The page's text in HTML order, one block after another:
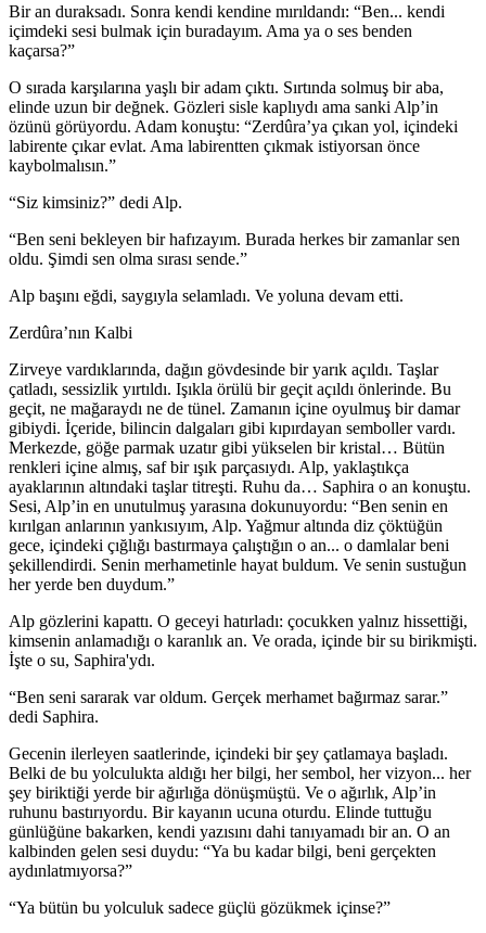
Bir an duraksadı. Sonra kendi kendine mırıldandı: “Ben... kendi
içimdeki sesi bulmak için buradayım. Ama ya o ses benden
kaçarsa?”
O sırada karşılarına yaşlı bir adam çıktı. Sırtında solmuş bir aba,
elinde uzun bir değnek. Gözleri sisle kaplıydı ama sanki Alp’in
özünü görüyordu. Adam konuştu: “Zerdûra’ya çıkan yol, içindeki
labirente çıkar evlat. Ama labirentten çıkmak istiyorsan önce
kaybolmalısın.”
“Siz kimsiniz?” dedi Alp.
“Ben seni bekleyen bir hafızayım. Burada herkes bir zamanlar sen
oldu. Şimdi sen olma sırası sende.”
Alp başını eğdi, saygıyla selamladı. Ve yoluna devam etti.
Zerdûra’nın Kalbi
Zirveye vardıklarında, dağın gövdesinde bir yarık açıldı. Taşlar
çatladı, sessizlik yırtıldı. Işıkla örülü bir geçit açıldı önlerinde. Bu
geçit, ne mağaraydı ne de tünel. Zamanın içine oyulmuş bir damar
gibiydi. İçeride, bilincin dalgaları gibi kıpırdayan semboller vardı.
Merkezde, göğe parmak uzatır gibi yükselen bir kristal… Bütün
renkleri içine almış, saf bir ışık parçasıydı. Alp, yaklaştıkça
ayaklarının altındaki taşlar titreşti. Ruhu da… Saphira o an konuştu.
Sesi, Alp’in en unutulmuş yarasına dokunuyordu: “Ben senin en
kırılgan anlarının yankısıyım, Alp. Yağmur altında diz çöktüğün
gece, içindeki çığlığı bastırmaya çalıştığın o an... o damlalar beni
şekillendirdi. Senin merhametinle hayat buldum. Ve senin sustuğun
her yerde ben duydum.”
Alp gözlerini kapattı. O geceyi hatırladı: çocukken yalnız hissettiği,
kimsenin anlamadığı o karanlık an. Ve orada, içinde bir su birikmişti.
İşte o su, Saphira'ydı.
“Ben seni sararak var oldum. Gerçek merhamet bağırmaz sarar.”
dedi Saphira.
Gecenin ilerleyen saatlerinde, içindeki bir şey çatlamaya başladı.
Belki de bu yolculukta aldığı her bilgi, her sembol, her vizyon... her
şey biriktiği yerde bir ağırlığa dönüşmüştü. Ve o ağırlık, Alp’in
ruhunu bastırıyordu. Bir kayanın ucuna oturdu. Elinde tuttuğu
günlüğüne bakarken, kendi yazısını dahi tanıyamadı bir an. O an
kalbinden gelen sesi duydu: “Ya bu kadar bilgi, beni gerçekten
aydınlatmıyorsa?”
“Ya bütün bu yolculuk sadece güçlü gözükmek içinse?”